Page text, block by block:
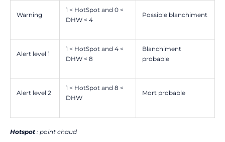
Warning
1 < HotSpot and 0 <
DHW < 4
Possible blanchiment
Alert level 1
1 < HotSpot and 4 <
DHW < 8
Blanchiment
probable
Alert level 2
1 < HotSpot and 8 <
DHW
Mort probable
Hotspot : point chaud